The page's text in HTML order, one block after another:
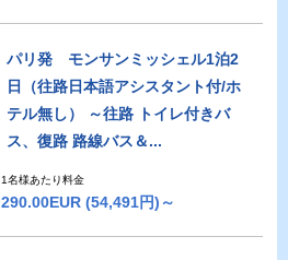
パリ発 モンサンミッシェル1泊2
日（往路日本語アシスタント付/ホ
テル無し） ～往路 トイレ付きバ
ス、復路 路線バス＆...
1名様あたり料金
290.00EUR (54,491円)～